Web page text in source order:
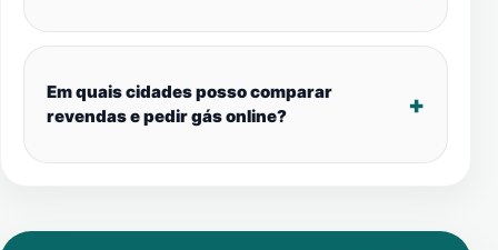
Em quais cidades posso comparar
revendas e pedir gás online?